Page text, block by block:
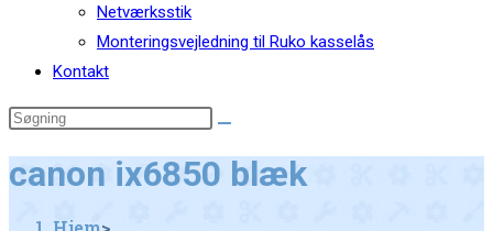
Netværksstik
Monteringsvejledning til Ruko kasselås
Kontakt
canon ix6850 blæk